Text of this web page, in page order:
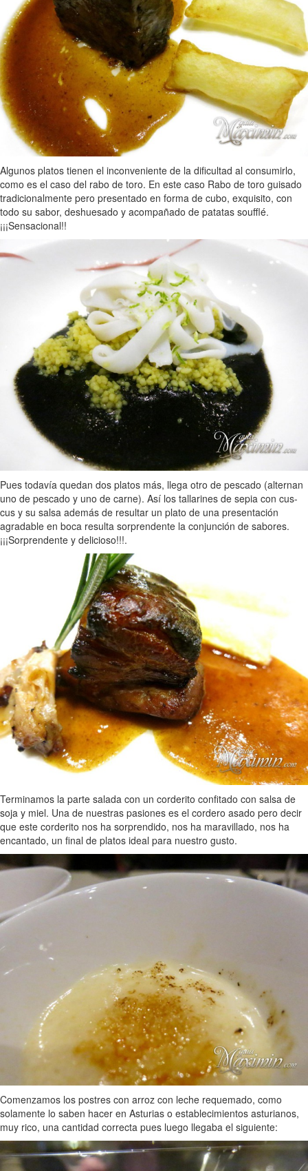
Algunos platos tienen el inconveniente de la dificultad al consumirlo,
como es el caso del rabo de toro. En este caso Rabo de toro guisado
tradicionalmente pero presentado en forma de cubo, exquisito, con
todo su sabor, deshuesado y acompañado de patatas soufflé.
¡¡¡Sensacional!!
Pues todavía quedan dos platos más, llega otro de pescado (alternan
uno de pescado y uno de carne). Así los tallarines de sepia con cus-
cus y su salsa además de resultar un plato de una presentación
agradable en boca resulta sorprendente la conjunción de sabores.
¡¡¡Sorprendente y delicioso!!!.
Terminamos la parte salada con un corderito confitado con salsa de
soja y miel. Una de nuestras pasiones es el cordero asado pero decir
que este corderito nos ha sorprendido, nos ha maravillado, nos ha
encantado, un final de platos ideal para nuestro gusto.
Comenzamos los postres con arroz con leche requemado, como
solamente lo saben hacer en Asturias o establecimientos asturianos,
muy rico, una cantidad correcta pues luego llegaba el siguiente: